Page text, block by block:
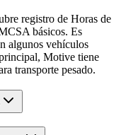
registro de Horas de
básicos. Es
algunos vehículos
Motive tiene
transporte pesado.